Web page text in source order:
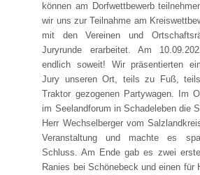
können am Dorfwettbewerb
wir uns zur Teilnahme am
mit den Vereinen und
Juryrunde erarbeitet. Am
endlich soweit! Wir präsentierten
Jury unseren Ort, teils zu Fuß,
Traktor gezogenen Partywagen. Im
im Seelandforum in Schadeleben die
Herr Wechselberger vom
Veranstaltung und machte es
Schluss. Am Ende gab es zwei
Ranies bei Schönebeck und einen für